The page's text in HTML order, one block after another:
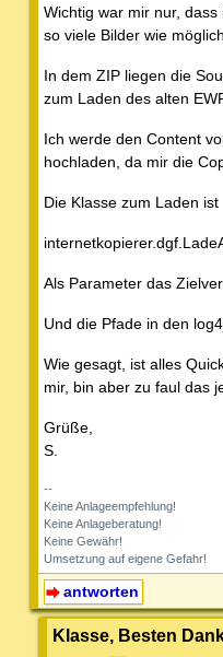
Wichtig war mir nur,
so viele Bilder wie
In dem ZIP liegen die
zum Laden des alten
Ich werde den Content
hochladen, da mir die
Die Klasse zum Laden ist
Als Parameter das
Und die Pfade in den
Wie gesagt, ist alles
mir, bin aber zu faul das
Grüße,
S.
--
Keine Anlageempfehlung!
Keine Anlageberatung!
Keine Gewähr!
Umsetzung auf eigene Gefahr!
antworten
Klasse, Besten